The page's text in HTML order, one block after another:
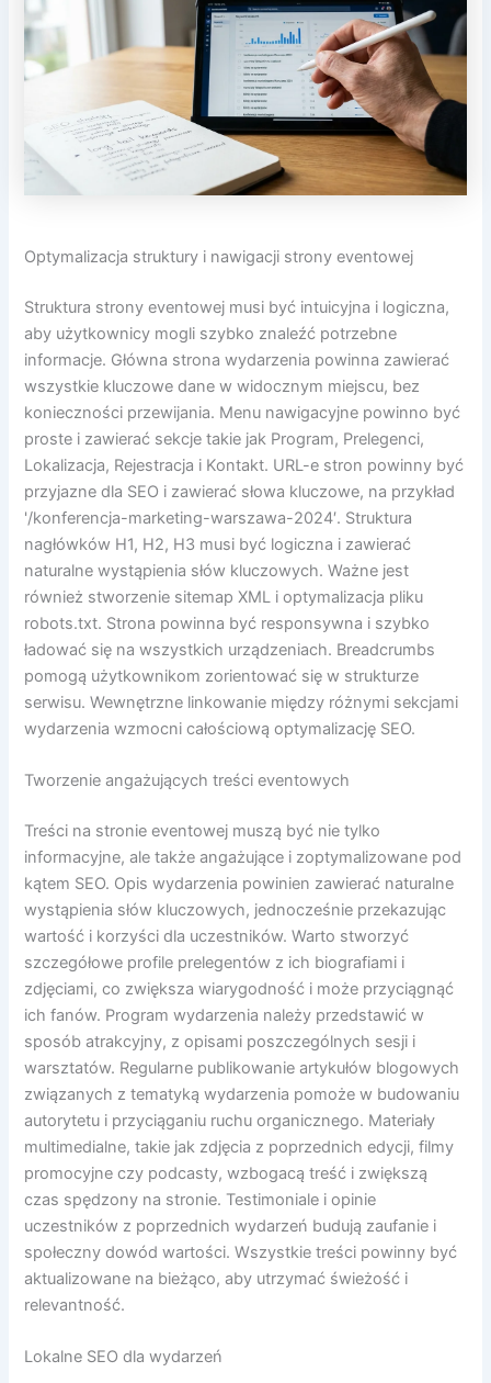
Optymalizacja struktury i nawigacji strony eventowej
Struktura strony eventowej musi być intuicyjna i logiczna,
aby użytkownicy mogli szybko znaleźć potrzebne
informacje. Główna strona wydarzenia powinna zawierać
wszystkie kluczowe dane w widocznym miejscu, bez
konieczności przewijania. Menu nawigacyjne powinno być
proste i zawierać sekcje takie jak Program, Prelegenci,
Lokalizacja, Rejestracja i Kontakt. URL-e stron powinny być
przyjazne dla SEO i zawierać słowa kluczowe, na przykład
'/konferencja-marketing-warszawa-2024′. Struktura
nagłówków H1, H2, H3 musi być logiczna i zawierać
naturalne wystąpienia słów kluczowych. Ważne jest
również stworzenie sitemap XML i optymalizacja pliku
robots.txt. Strona powinna być responsywna i szybko
ładować się na wszystkich urządzeniach. Breadcrumbs
pomogą użytkownikom zorientować się w strukturze
serwisu. Wewnętrzne linkowanie między różnymi sekcjami
wydarzenia wzmocni całościową optymalizację SEO.
Tworzenie angażujących treści eventowych
Treści na stronie eventowej muszą być nie tylko
informacyjne, ale także angażujące i zoptymalizowane pod
kątem SEO. Opis wydarzenia powinien zawierać naturalne
wystąpienia słów kluczowych, jednocześnie przekazując
wartość i korzyści dla uczestników. Warto stworzyć
szczegółowe profile prelegentów z ich biografiami i
zdjęciami, co zwiększa wiarygodność i może przyciągnąć
ich fanów. Program wydarzenia należy przedstawić w
sposób atrakcyjny, z opisami poszczególnych sesji i
warsztatów. Regularne publikowanie artykułów blogowych
związanych z tematyką wydarzenia pomoże w budowaniu
autorytetu i przyciąganiu ruchu organicznego. Materiały
multimedialne, takie jak zdjęcia z poprzednich edycji, filmy
promocyjne czy podcasty, wzbogacą treść i zwiększą
czas spędzony na stronie. Testimoniale i opinie
uczestników z poprzednich wydarzeń budują zaufanie i
społeczny dowód wartości. Wszystkie treści powinny być
aktualizowane na bieżąco, aby utrzymać świeżość i
relevantność.
Lokalne SEO dla wydarzeń